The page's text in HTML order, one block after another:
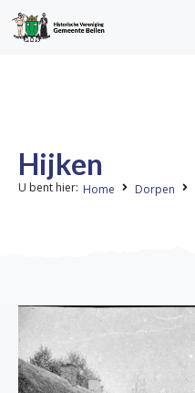
Hijken
U bent hier: Home Dorpen